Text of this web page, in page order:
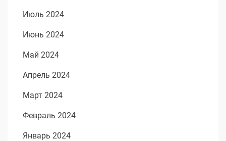
Июль 2024
Июнь 2024
Май 2024
Апрель 2024
Март 2024
Февраль 2024
Январь 2024